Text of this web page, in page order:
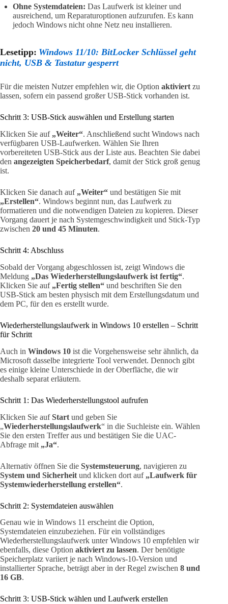
Ohne Systemdateien: Das Laufwerk ist kleiner und
ausreichend, um Reparaturoptionen aufzurufen. Es kann
jedoch Windows nicht ohne Netz neu installieren.
Lesetipp: Windows 11/10: BitLocker Schlüssel geht
nicht, USB & Tastatur gesperrt
Für die meisten Nutzer empfehlen wir, die Option aktiviert zu
lassen, sofern ein passend großer USB-Stick vorhanden ist.
Schritt 3: USB-Stick auswählen und Erstellung starten
Klicken Sie auf „Weiter“. Anschließend sucht Windows nach
verfügbaren USB-Laufwerken. Wählen Sie Ihren
vorbereiteten USB-Stick aus der Liste aus. Beachten Sie dabei
den angezeigten Speicherbedarf, damit der Stick groß genug
ist.
Klicken Sie danach auf „Weiter“ und bestätigen Sie mit
„Erstellen“. Windows beginnt nun, das Laufwerk zu
formatieren und die notwendigen Dateien zu kopieren. Dieser
Vorgang dauert je nach Systemgeschwindigkeit und Stick-Typ
zwischen 20 und 45 Minuten.
Schritt 4: Abschluss
Sobald der Vorgang abgeschlossen ist, zeigt Windows die
Meldung „Das Wiederherstellungslaufwerk ist fertig“.
Klicken Sie auf „Fertig stellen“ und beschriften Sie den
USB-Stick am besten physisch mit dem Erstellungsdatum und
dem PC, für den es erstellt wurde.
Wiederherstellungslaufwerk in Windows 10 erstellen – Schritt
für Schritt
Auch in Windows 10 ist die Vorgehensweise sehr ähnlich, da
Microsoft dasselbe integrierte Tool verwendet. Dennoch gibt
es einige kleine Unterschiede in der Oberfläche, die wir
deshalb separat erläutern.
Schritt 1: Das Wiederherstellungstool aufrufen
Klicken Sie aufStart und geben Sie
„Wiederherstellungslaufwerk“ in die Suchleiste ein. Wählen
Sie den ersten Treffer aus und bestätigen Sie die UAC-
Abfrage mit „Ja“.
Alternativ öffnen Sie die Systemsteuerung, navigieren zu
System und Sicherheit und klicken dort auf „Laufwerk für
Systemwiederherstellung erstellen“.
Schritt 2: Systemdateien auswählen
Genau wie in Windows 11 erscheint die Option,
Systemdateien einzubeziehen. Für ein vollständiges
Wiederherstellungslaufwerk unter Windows 10 empfehlen wir
ebenfalls, diese Option aktiviert zu lassen. Der benötigte
Speicherplatz variiert je nach Windows-10-Version und
installierter Sprache, beträgt aber in der Regel zwischen 8 und
16 GB.
Schritt 3: USB-Stick wählen und Laufwerk erstellen